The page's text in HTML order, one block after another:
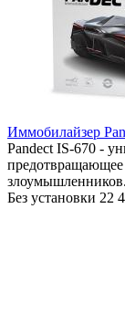
Иммобилайзер
Pandect IS-670 -
злоумышленников.
Без установки 22